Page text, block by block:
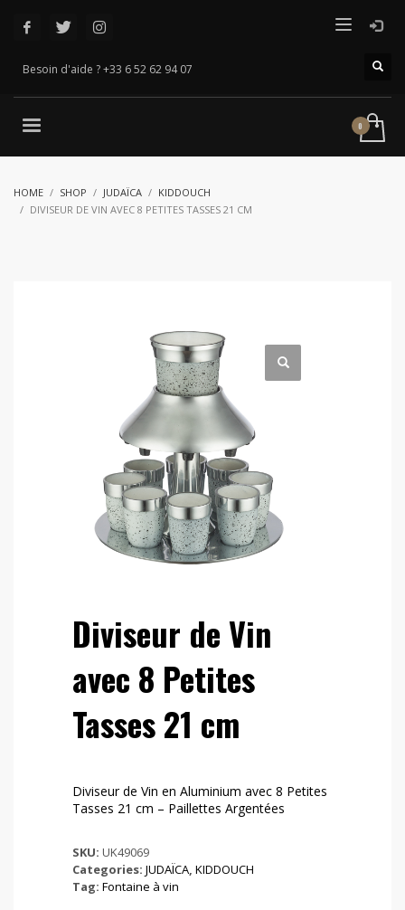
Besoin d'aide ? +33 6 52 62 94 07
HOME SHOP JUDAÏCA
KIDDOUCH
DIVISEUR DE VIN AVEC 8 PETITES TASSES 21 CM
Diviseur de Vin
avec 8 Petites
Tasses 21 cm
Diviseur de Vin en Aluminium avec 8 Petites
Tasses 21 cm – Paillettes Argentées
SKU: UK49069
Categories: JUDAÏCA, KIDDOUCH
Tag: Fontaine à vin